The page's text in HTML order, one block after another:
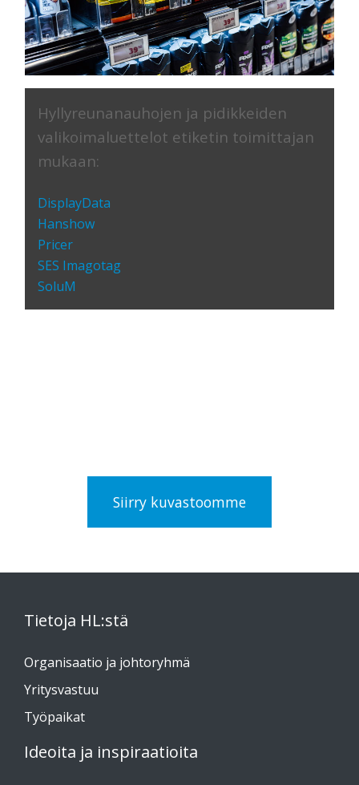
Hyllyreunanauhojen ja pidikkeiden
valikoimaluettelot etiketin toimittajan
mukaan:
DisplayData
Hanshow
Pricer
SES Imagotag
SoluM
Siirry kuvastoomme
Tietoja HL:stä
Organisaatio ja johtoryhmä
Yritysvastuu
Työpaikat
Ideoita ja inspiraatioita